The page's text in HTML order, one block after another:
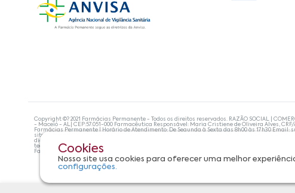
Cookies
Nosso site usa cookies para oferecer uma melhor
configurações.
Copyright ©? 2021 Farmácias Permanente - Todos os direitos reservados. RAZÃO SOCIAL |
- Maceió - AL| CEP:57.051-000 Farmacêutica Responsável: Maria Cristiene de Oliveira Alves,
Farmácias Permanente | Horário de Atendimento: De Segunda à Sexta das 8h00 às 17h30 Email:
site não devem ser utilizadas para automedicação e, de forma alguma, substituem as
diagnosticar problemas de saúde e prescrever o tratamento adequado. Se os sintomas
tecnologias mais avançadas de proteção de dados, para que você possa realizar suas
Farmácias Permanente. Todos os pedidos efetuados estão sujeitos à confirmação da